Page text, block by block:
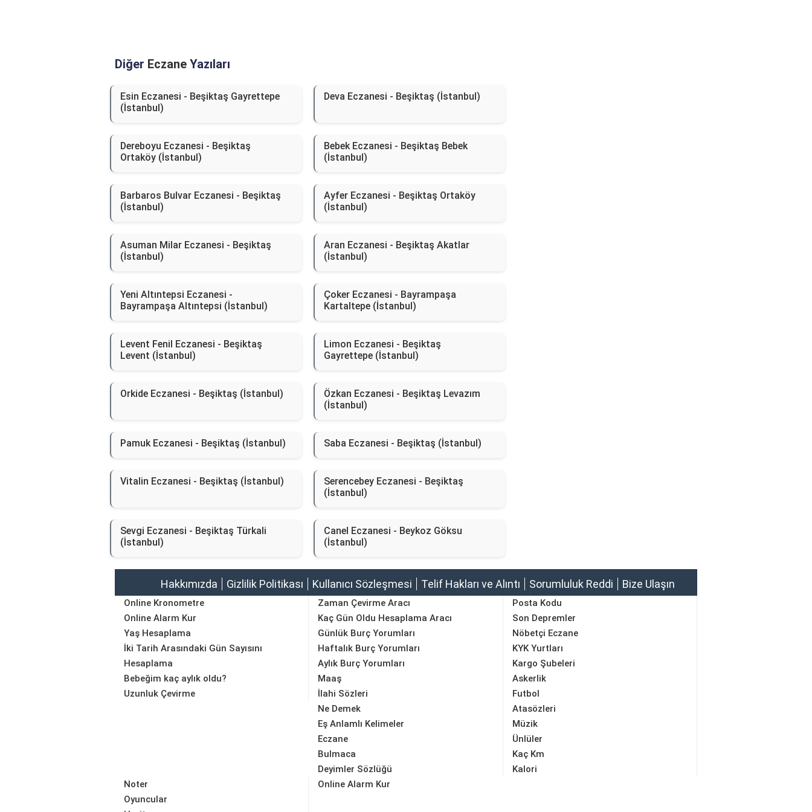
Diğer Eczane Yazıları
Esin Eczanesi - Beşiktaş Gayrettepe
(İstanbul)
Deva Eczanesi - Beşiktaş (İstanbul)
Dereboyu Eczanesi - Beşiktaş
Ortaköy (İstanbul)
Bebek Eczanesi - Beşiktaş Bebek
(İstanbul)
Barbaros Bulvar Eczanesi - Beşiktaş
(İstanbul)
Ayfer Eczanesi - Beşiktaş Ortaköy
(İstanbul)
Asuman Milar Eczanesi - Beşiktaş
(İstanbul)
Aran Eczanesi - Beşiktaş Akatlar
(İstanbul)
Yeni Altıntepsi Eczanesi -
Bayrampaşa Altıntepsi (İstanbul)
Çoker Eczanesi - Bayrampaşa
Kartaltepe (İstanbul)
Levent Fenil Eczanesi - Beşiktaş
Levent (İstanbul)
Limon Eczanesi - Beşiktaş
Gayrettepe (İstanbul)
Orkide Eczanesi - Beşiktaş (İstanbul)
Özkan Eczanesi - Beşiktaş Levazım
(İstanbul)
Pamuk Eczanesi - Beşiktaş (İstanbul) Saba Eczanesi - Beşiktaş (İstanbul)
Vitalin Eczanesi - Beşiktaş (İstanbul)
Serencebey Eczanesi - Beşiktaş
(İstanbul)
Sevgi Eczanesi - Beşiktaş Türkali
(İstanbul)
Canel Eczanesi - Beykoz Göksu
(İstanbul)
Hakkımızda Gizlilik Politikası Kullanıcı Sözleşmesi Telif Hakları ve Alıntı Sorumluluk Reddi Bize Ulaşın
Online Kronometre
Online Alarm Kur
Yaş Hesaplama
İki Tarih Arasındaki Gün Sayısını
Hesaplama
Bebeğim kaç aylık oldu?
Uzunluk Çevirme
Zaman Çevirme Aracı
Kaç Gün Oldu Hesaplama Aracı
Günlük Burç Yorumları
Haftalık Burç Yorumları
Aylık Burç Yorumları
Maaş
Posta Kodu
Son Depremler
Nöbetçi Eczane
KYK Yurtları
Kargo Şubeleri
Askerlik
İlahi Sözleri
Ne Demek
Eş Anlamlı Kelimeler
Eczane
Bulmaca
Deyimler Sözlüğü
Futbol
Atasözleri
Müzik
Ünlüler
Kaç Km
Kalori
Noter
Oyuncular
Online Alarm Kur